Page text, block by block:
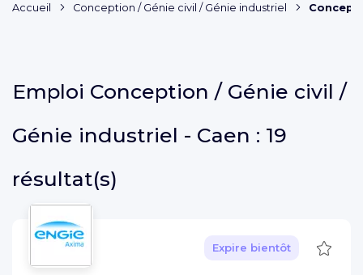
Accueil Conception / Génie civil / Génie industriel
Emploi Conception / Génie civil /
Génie industriel - Caen : 19
résultat(s)
Expire bientôt